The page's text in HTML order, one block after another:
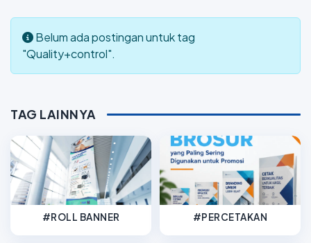
Belum ada postingan untuk tag
"Quality+control".
TAG LAINNYA
#ROLL BANNER #PERCETAKAN